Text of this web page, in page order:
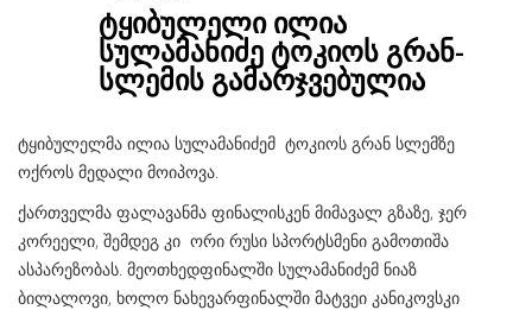
ტყიბულელი ილია
სულამანიძე ტოკიოს გრან-
სლემის გამარჯვებულია
ტყიბულელმა ილია სულამანიძემ ტოკიოს გრან სლემზე
ოქროს მედალი მოიპოვა.
ქართველმა ფალავანმა ფინალისკენ მიმავალ გზაზე, ჯერ
კორეელი, შემდეგ კი ორი რუსი სპორტსმენი გამოთიშა
ასპარეზობას. მეოთხედფინალში სულამანიძემ ნიაზ
ბილალოვი, ხოლო ნახევარფინალში მატვეი კანიკოვსკი